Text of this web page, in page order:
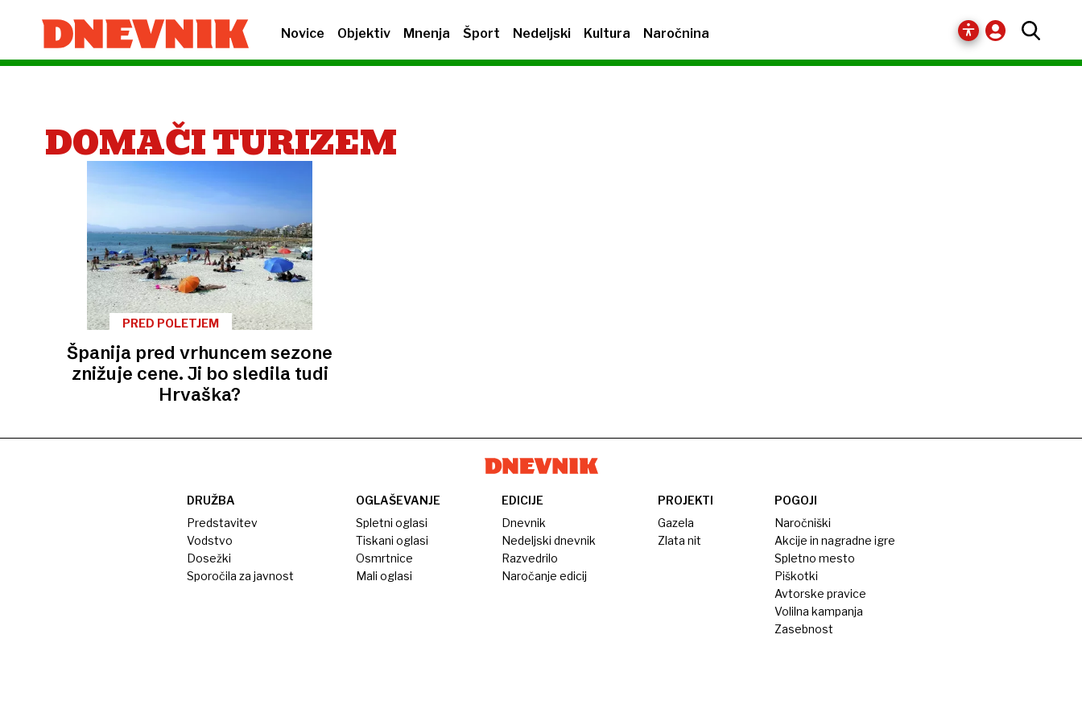
Novice Objektiv Mnenja Šport Nedeljski Kultura Naročnina
DOMAČI TURIZEM
PRED POLETJEM
Španija pred vrhuncem sezone
znižuje cene. Ji bo sledila tudi
Hrvaška?
DRUŽBA
Predstavitev
Vodstvo
Dosežki
Sporočila za javnost
OGLAŠEVANJE
Spletni oglasi
Tiskani oglasi
Osmrtnice
Mali oglasi
EDICIJE
Dnevnik
Nedeljski dnevnik
Razvedrilo
Naročanje edicij
PROJEKTI
Gazela
Zlata nit
POGOJI
Naročniški
Akcije in nagradne igre
Spletno mesto
Piškotki
Avtorske pravice
Volilna kampanja
Zasebnost